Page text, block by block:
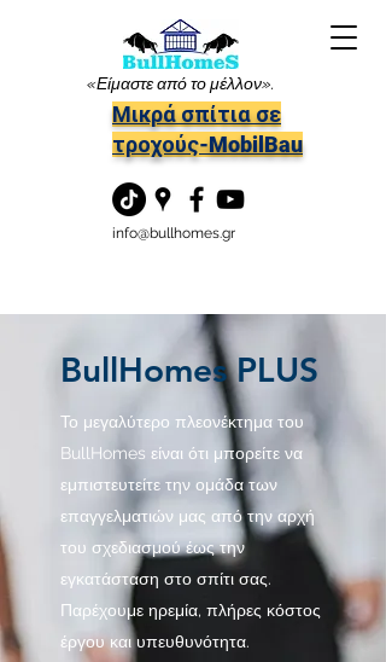
«Είμαστε από το μέλλον».
Μικρά σπίτια σε
τροχούς-MobilBau
info@bullhomes.gr
BullHomes PLUS
​Το μεγαλύτερο πλεονέκτημα του
BullHomes είναι ότι μπορείτε να
εμπιστευτείτε την ομάδα των
επαγγελματιών μας από την αρχή
του σχεδιασμού έως την
εγκατάσταση στο σπίτι σας.
Παρέχουμε ηρεμία, πλήρες κόστος
έργου και υπευθυνότητα.